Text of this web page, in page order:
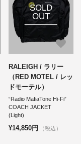
SOLD
OUT
RALEIGH / ラリー
（RED MOTEL / レッ
ドモーテル）
“Radio MafiaTone Hi-Fi”
COACH JACKET
(Light)
¥14,850円 （税込）